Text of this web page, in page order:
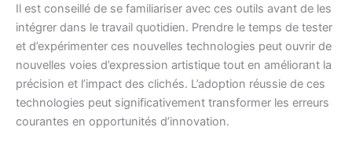
Il est conseillé de se familiariser avec ces outils avant de les
intégrer dans le travail quotidien. Prendre le temps de tester
et d’expérimenter ces nouvelles technologies peut ouvrir de
nouvelles voies d’expression artistique tout en améliorant la
précision et l’impact des clichés. L’adoption réussie de ces
technologies peut significativement transformer les erreurs
courantes en opportunités d’innovation.